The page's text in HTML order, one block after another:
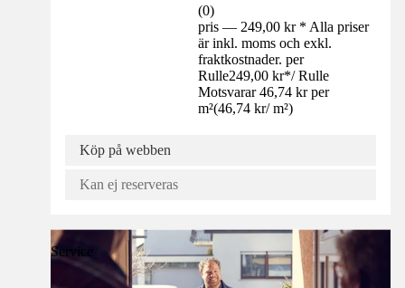
(0)
pris — 249,00 kr * Alla priser
är inkl. moms och exkl.
fraktkostnader. per
Rulle249,00 kr*/ Rulle
Motsvarar 46,74 kr per
m²(46,74 kr/ m²)
Köp på webben
Kan ej reserveras
Service